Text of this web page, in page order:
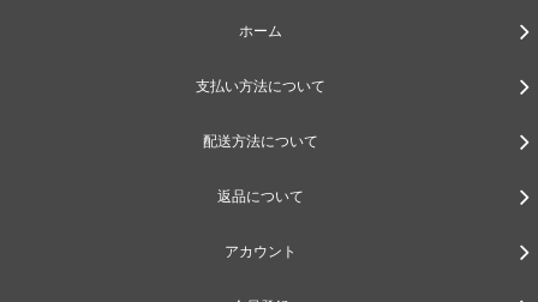
ホーム
支払い方法について
配送方法について
返品について
アカウント